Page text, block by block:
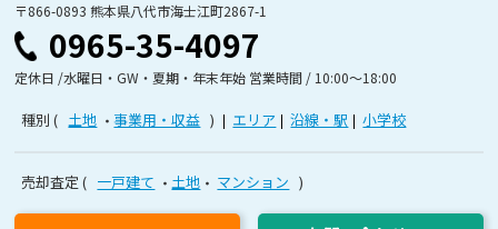
〒866-0893 熊本県八代市海士江町2867-1
0965-35-4097
定休日 /水曜日・GW・夏期・年末年始 営業時間 / 10:00〜18:00
種別 土地 事業用・収益 エリア 沿線・駅 小学校
売却査定 一戸建て 土地 マンション